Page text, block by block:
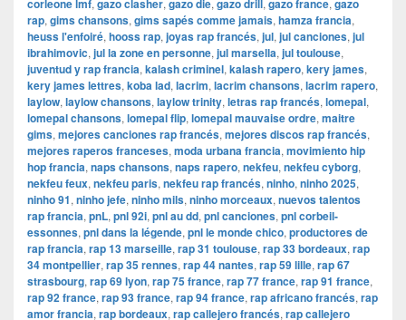
corleone lmf, gazo clasher, gazo die, gazo drill, gazo france, gazo
rap, gims chansons, gims sapés comme jamais, hamza francia,
heuss l'enfoiré, hooss rap, joyas rap francés, jul, jul canciones, jul
ibrahimovic, jul la zone en personne, jul marsella, jul toulouse,
juventud y rap francia, kalash criminel, kalash rapero, kery james,
kery james lettres, koba lad, lacrim, lacrim chansons, lacrim rapero,
laylow, laylow chansons, laylow trinity, letras rap francés, lomepal,
lomepal chansons, lomepal flip, lomepal mauvaise ordre, maitre
gims, mejores canciones rap francés, mejores discos rap francés,
mejores raperos franceses, moda urbana francia, movimiento hip
hop francia, naps chansons, naps rapero, nekfeu, nekfeu cyborg,
nekfeu feux, nekfeu paris, nekfeu rap francés, ninho, ninho 2025,
ninho 91, ninho jefe, ninho mils, ninho morceaux, nuevos talentos
rap francia, pnL, pnl 92i, pnl au dd, pnl canciones, pnl corbeil-
essonnes, pnl dans la légende, pnl le monde chico, productores de
rap francia, rap 13 marseille, rap 31 toulouse, rap 33 bordeaux, rap
34 montpellier, rap 35 rennes, rap 44 nantes, rap 59 lille, rap 67
strasbourg, rap 69 lyon, rap 75 france, rap 77 france, rap 91 france,
rap 92 france, rap 93 france, rap 94 france, rap africano francés, rap
amor francia, rap bordeaux, rap callejero francés, rap callejero